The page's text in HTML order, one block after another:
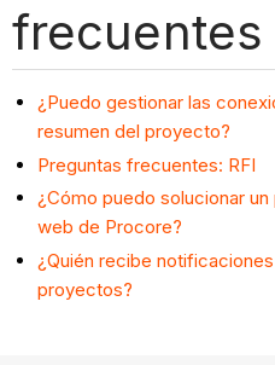
frecuentes
¿Puedo gestionar las
resumen del proyecto?
Preguntas frecuentes: RFI
¿Cómo puedo solucionar
web de Procore?
¿Quién recibe
proyectos?